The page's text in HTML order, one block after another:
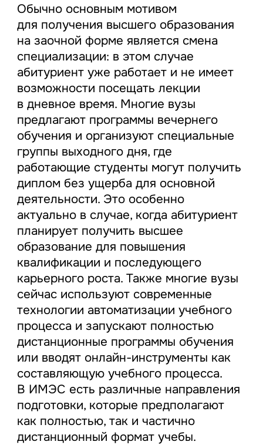
Обычно основным мотивом
для получения высшего образования
на заочной форме является смена
специализации: в этом случае
абитуриент уже работает и не имеет
возможности посещать лекции
в дневное время. Многие вузы
предлагают программы вечернего
обучения и организуют специальные
группы выходного дня, где
работающие студенты могут получить
диплом без ущерба для основной
деятельности. Это особенно
актуально в случае, когда абитуриент
планирует получить высшее
образование для повышения
квалификации и последующего
карьерного роста. Также многие вузы
сейчас используют современные
технологии автоматизации учебного
процесса и запускают полностью
дистанционные программы обучения
или вводят онлайн-инструменты как
составляющую учебного процесса.
В ИМЭС есть различные направления
подготовки, которые предполагают
как полностью, так и частично
дистанционный формат учебы.